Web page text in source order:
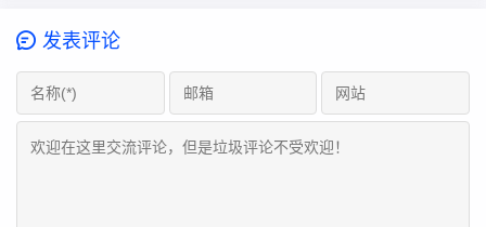
发表评论